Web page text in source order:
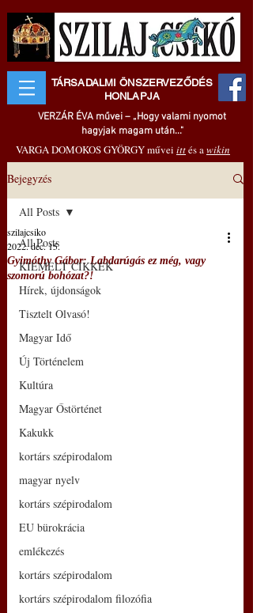
TÁRSADALMI ÖNSZERVEZŐDÉS
HONLAPJA
VERZÁR ÉVA művei – „Hogy valami nyomot
hagyjak magam után..."
VARGA DOMOKOS GYÖRGY művei ittés awikin
Bejegyzés
All Posts
KIEMELT CIKKEK
Hírek, újdonságok
Tisztelt Olvasó!
Magyar Idő
Új Történelem
Kultúra
Magyar Őstörténet
Kakukk
kortárs szépirodalom
magyar nyelv
kortárs szépirodalom
EU bürokrácia
emlékezés
kortárs szépirodalom
kortárs szépirodalom filozófia
All Posts
Gyimóthy Gábor: Labdarúgás ez még, vagy
szomorú bohózat?!
szilajcsiko
2022. dec. 15.